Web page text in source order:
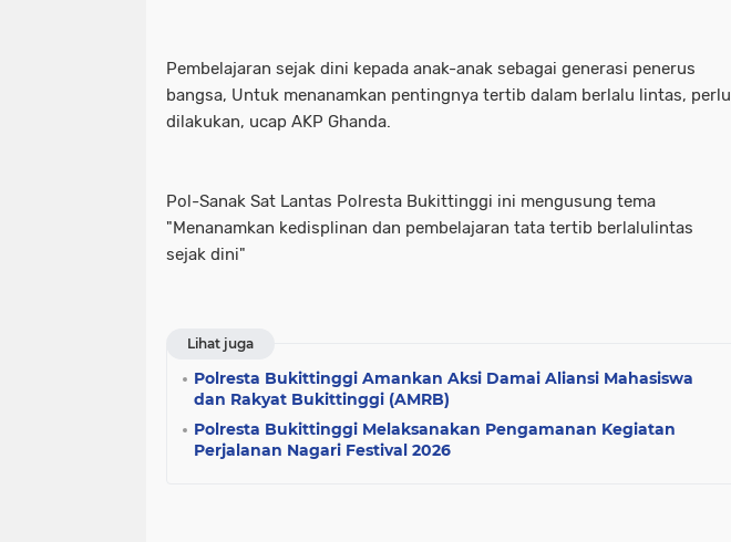
Pembelajaran sejak dini kepada anak-anak sebagai generasi penerus
bangsa, Untuk menanamkan pentingnya tertib dalam berlalu lintas, perlu
dilakukan, ucap AKP Ghanda.
Pol-Sanak Sat Lantas Polresta Bukittinggi ini mengusung tema
"Menanamkan kedisplinan dan pembelajaran tata tertib berlalulintas
sejak dini"
Lihat juga
Polresta Bukittinggi Amankan Aksi Damai Aliansi Mahasiswa
dan Rakyat Bukittinggi (AMRB)
Polresta Bukittinggi Melaksanakan Pengamanan Kegiatan
Perjalanan Nagari Festival 2026